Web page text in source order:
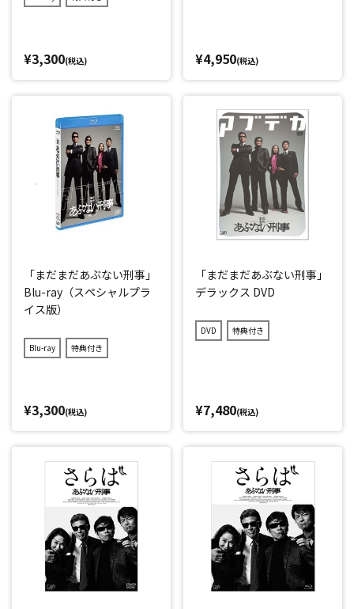
¥3,300(税込) ¥4,950(税込)
「まだまだあぶない刑事」
Blu-ray（スペシャルプラ
イス版）
Blu-ray 特典付き
¥3,300(税込)
「まだまだあぶない刑事」
デラックス DVD
DVD 特典付き
¥7,480(税込)